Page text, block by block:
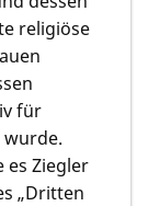
religiöse
für
es Ziegler
„Dritten